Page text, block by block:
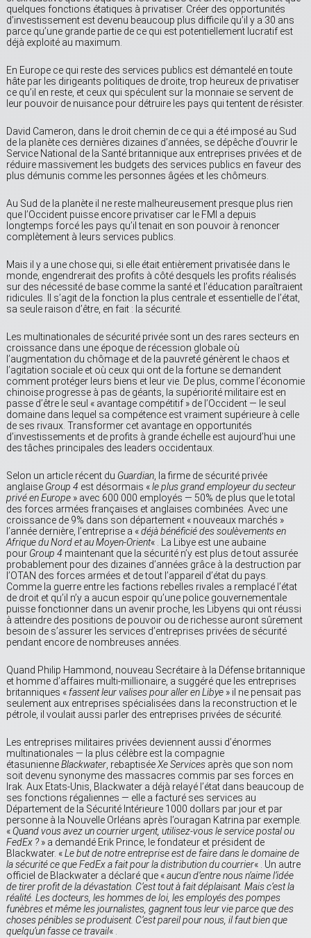
quelques fonctions étatiques à privatiser. Créer des opportunités
d’investissement est devenu beaucoup plus difficile qu’il y a 30 ans
parce qu’une grande partie de ce qui est potentiellement lucratif est
déjà exploité au maximum.
En Europe ce qui reste des services publics est démantelé en toute
hâte par les dirigeants politiques de droite, trop heureux de privatiser
ce qu’il en reste, et ceux qui spéculent sur la monnaie se servent de
leur pouvoir de nuisance pour détruire les pays qui tentent de résister.
David Cameron, dans le droit chemin de ce qui a été imposé au Sud
de la planète ces dernières dizaines d’années, se dépêche d’ouvrir le
Service National de la Santé britannique aux entreprises privées et de
réduire massivement les budgets des services publics en faveur des
plus démunis comme les personnes âgées et les chômeurs.
Au Sud de la planète il ne reste malheureusement presque plus rien
que l’Occident puisse encore privatiser car le FMI a depuis
longtemps forcé les pays qu’il tenait en son pouvoir à renoncer
complètement à leurs services publics.
Mais il y a une chose qui, si elle était entièrement privatisée dans le
monde, engendrerait des profits à côté desquels les profits réalisés
sur des nécessité de base comme la santé et l’éducation paraîtraient
ridicules. Il s’agit de la fonction la plus centrale et essentielle de l’état,
sa seule raison d’être, en fait : la sécurité.
Les multinationales de sécurité privée sont un des rares secteurs en
croissance dans une époque de récession globale où
l’augmentation du chômage et de la pauvreté génèrent le chaos et
l’agitation sociale et où ceux qui ont de la fortune se demandent
comment protéger leurs biens et leur vie. De plus, comme l’économie
chinoise progresse à pas de géants, la supériorité militaire est en
passe d’être le seul « avantage compétitif » de l’Occident — le seul
domaine dans lequel sa compétence est vraiment supérieure à celle
de ses rivaux. Transformer cet avantage en opportunités
d’investissements et de profits à grande échelle est aujourd’hui une
des tâches principales des leaders occidentaux.
Selon un article récent du Guardian, la firme de sécurité privée
anglaise Group 4 est désormais «le plus grand employeur du secteur
privé en Europe » avec 600 000 employés — 50% de plus que le total
des forces armées françaises et anglaises combinées. Avec une
croissance de 9% dans son département « nouveaux marchés »
l’année dernière, l’entreprise a «déjà bénéficié des soulèvements en
Afrique du Nord et au Moyen-Orient« . La Libye est une aubaine
pour Group 4 maintenant que la sécurité n’y est plus de tout assurée
probablement pour des dizaines d’années grâce à la destruction par
l’OTAN des forces armées et de tout l’appareil d’état du pays.
Comme la guerre entre les factions rebelles rivales a remplacé l’état
de droit et qu’il n’y a aucun espoir qu’une police gouvernementale
puisse fonctionner dans un avenir proche, les Libyens qui ont réussi
à atteindre des positions de pouvoir ou de richesse auront sûrement
besoin de s’assurer les services d’entreprises privées de sécurité
pendant encore de nombreuses années.
Quand Philip Hammond, nouveau Secrétaire à la Défense britannique
et homme d’affaires multi-millionaire, a suggéré que les entreprises
britanniques « fassent leur valises pour aller en Libye » il ne pensait pas
seulement aux entreprises spécialisées dans la reconstruction et le
pétrole, il voulait aussi parler des entreprises privées de sécurité.
Les entreprises militaires privées deviennent aussi d’énormes
multinationales — la plus célèbre est la compagnie
étasunienneBlackwater, rebaptiséeXe Services après que son nom
soit devenu synonyme des massacres commis par ses forces en
Irak. Aux Etats-Unis, Blackwater a déjà relayé l’état dans beaucoup de
ses fonctions régaliennes — elle a facturé ses services au
Département de la Sécurité Intérieure 1000 dollars par jour et par
personne à la Nouvelle Orléans après l’ouragan Katrina par exemple.
«Quand vous avez un courrier urgent, utilisez-vous le service postal ou
FedEx ?» a demandé Erik Prince, le fondateur et président de
Blackwater. «Le but de notre entreprise est de faire dans le domaine de
la sécurité ce que FedEx a fait pour la distribution du courrier« . Un autre
officiel de Blackwater a déclaré que «aucun d’entre nous n’aime l’idée
de tirer profit de la dévastation. C’est tout à fait déplaisant. Mais c’est la
réalité. Les docteurs, les hommes de loi, les employés des pompes
funèbres et même les journalistes, gagnent tous leur vie parce que des
choses pénibles se produisent. C’est pareil pour nous, il faut bien que
quelqu’un fasse ce travail« .